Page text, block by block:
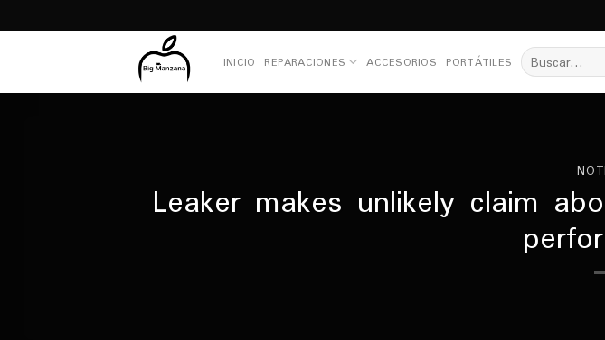
to
INICIO REPARACIONES ACCESORIOS PORTÁTILES Buscar
por:
Leaker makes unlikely claim